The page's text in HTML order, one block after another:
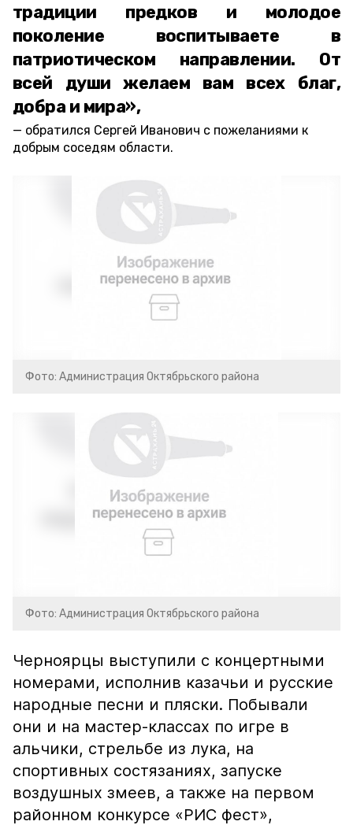
традиции предков и молодое
поколение воспитываете в
патриотическом направлении. От
всей души желаем вам всех благ,
добра и мира»,
обратился Сергей Иванович с пожеланиями к
добрым соседям области.
Фото: Администрация Октябрьского района
Фото: Администрация Октябрьского района
Черноярцы выступили с концертными
номерами, исполнив казачьи и русские
народные песни и пляски. Побывали
они и на мастер-классах по игре в
альчики, стрельбе из лука, на
спортивных состязаниях, запуске
воздушных змеев, а также на первом
районном конкурсе «РИС фест»,